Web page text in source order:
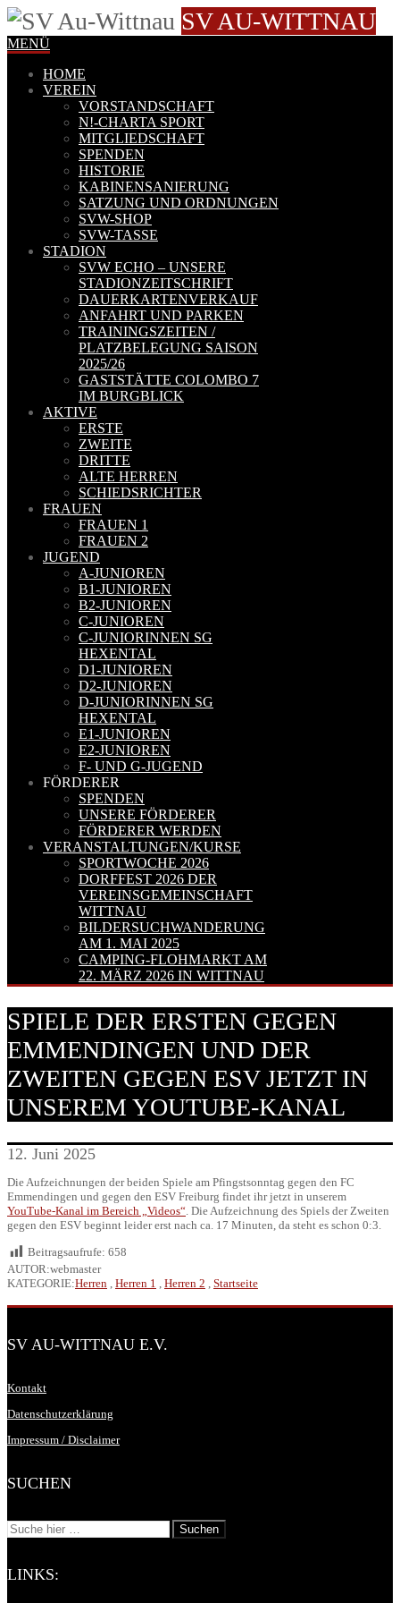
SV AU-WITTNAU
MENÜ
HOME
VEREIN
VORSTANDSCHAFT
N!-CHARTA SPORT
MITGLIEDSCHAFT
SPENDEN
HISTORIE
KABINENSANIERUNG
SATZUNG UND ORDNUNGEN
SVW-SHOP
SVW-TASSE
STADION
SVW ECHO – UNSERE
STADIONZEITSCHRIFT
DAUERKARTENVERKAUF
ANFAHRT UND PARKEN
TRAININGSZEITEN /
PLATZBELEGUNG SAISON
2025/26
GASTSTÄTTE COLOMBO 7
IM BURGBLICK
AKTIVE
ERSTE
ZWEITE
DRITTE
ALTE HERREN
SCHIEDSRICHTER
FRAUEN
FRAUEN 1
FRAUEN 2
JUGEND
A-JUNIOREN
B1-JUNIOREN
B2-JUNIOREN
C-JUNIOREN
C-JUNIORINNEN SG
HEXENTAL
D1-JUNIOREN
D2-JUNIOREN
D-JUNIORINNEN SG
HEXENTAL
E1-JUNIOREN
E2-JUNIOREN
F- UND G-JUGEND
FÖRDERER
SPENDEN
UNSERE FÖRDERER
FÖRDERER WERDEN
VERANSTALTUNGEN/KURSE
SPORTWOCHE 2026
DORFFEST 2026 DER
VEREINSGEMEINSCHAFT
WITTNAU
BILDERSUCHWANDERUNG
AM 1. MAI 2025
CAMPING-FLOHMARKT AM
22. MÄRZ 2026 IN WITTNAU
SPIELE DER ERSTEN GEGEN
EMMENDINGEN UND DER
ZWEITEN GEGEN ESV JETZT IN
UNSEREM YOUTUBE-KANAL
12. Juni 2025
Die Aufzeichnungen der beiden Spiele am Pfingstsonntag gegen den FC
Emmendingen und gegen den ESV Freiburg findet ihr jetzt in unserem
YouTube-Kanal im Bereich „Videos“. Die Aufzeichnung des Spiels der Zweiten
gegen den ESV beginnt leider erst nach ca. 17 Minuten, da steht es schon 0:3.
Beitragsaufrufe: 658
AUTOR:webmaster
KATEGORIE:Herren , Herren 1 , Herren 2 , Startseite
SV AU-WITTNAU E.V.
Kontakt
Datenschutzerklärung
Impressum / Disclaimer
SUCHEN
LINKS: